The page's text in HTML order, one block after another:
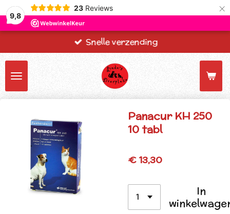
9,8
23 Reviews ×
Snelle verzending
Panacur KH 250
10 tabl
€ 13,30
In